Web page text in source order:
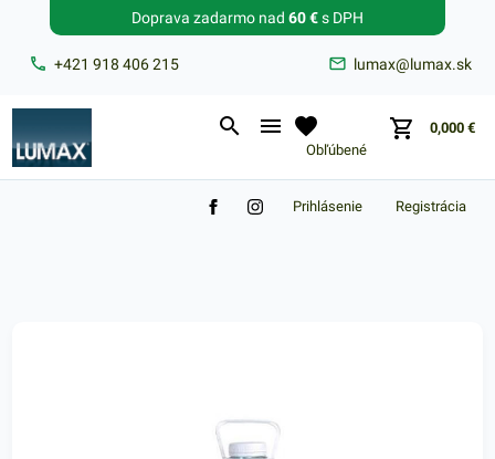
+421 918 406 215 lumax@lumax.sk
Doprava zadarmo nad 60 €s DPH
Obľúbené
0,000 €
Zabudnuté heslo?
Registrácia
Prihlásenie